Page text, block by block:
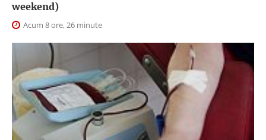
weekend)
Acum 8 ore, 26 minute